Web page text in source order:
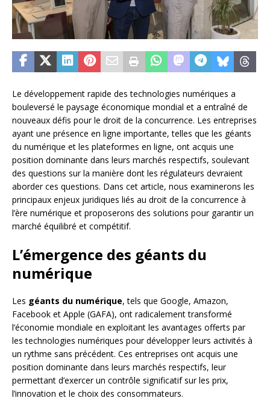
Le développement rapide des technologies numériques a
bouleversé le paysage économique mondial et a entraîné de
nouveaux défis pour le droit de la concurrence. Les entreprises
ayant une présence en ligne importante, telles que les géants
du numérique et les plateformes en ligne, ont acquis une
position dominante dans leurs marchés respectifs, soulevant
des questions sur la manière dont les régulateurs devraient
aborder ces questions. Dans cet article, nous examinerons les
principaux enjeux juridiques liés au droit de la concurrence à
l’ère numérique et proposerons des solutions pour garantir un
marché équilibré et compétitif.
L’émergence des géants du
numérique
Les géants du numérique, tels que Google, Amazon,
Facebook et Apple (GAFA), ont radicalement transformé
l’économie mondiale en exploitant les avantages offerts par
les technologies numériques pour développer leurs activités à
un rythme sans précédent. Ces entreprises ont acquis une
position dominante dans leurs marchés respectifs, leur
permettant d’exercer un contrôle significatif sur les prix,
l’innovation et le choix des consommateurs.